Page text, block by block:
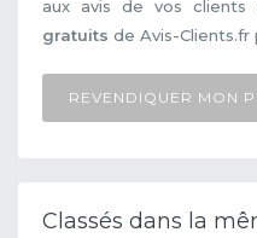
aux avis de vos clients
gratuits de Avis-Clients.fr
REVENDIQUER MON
Classés dans la